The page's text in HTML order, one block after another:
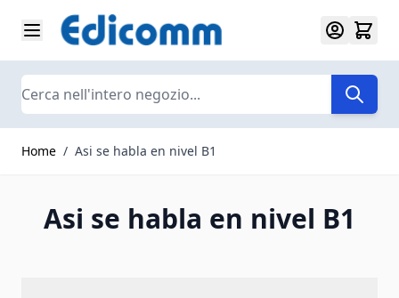
Salta al contenuto
Search
Home / Asi se habla en nivel B1
Asi se habla en nivel B1